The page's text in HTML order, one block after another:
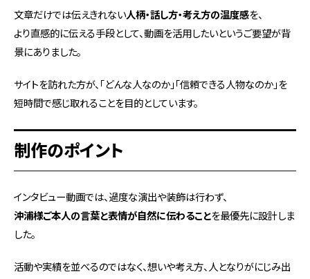
文章だけでは伝えきれない人柄・話し方・考え方の温度感を、
より直感的に伝える手段として、動画を活用したいというご要望が背
景にありました。
サイトを訪れた方が、「どんな人なのか」「信頼できる人物なのか」を
短時間で感じ取れることを目的としています。
制作のポイント
インタビュー動画では、過度な演出や装飾は行わず、
沖浦様ご本人の言葉と表情が自然に伝わることを最優先に設計しま
した。
活動や実績を並べるのではなく、想いや考え方、人となりがにじみ出